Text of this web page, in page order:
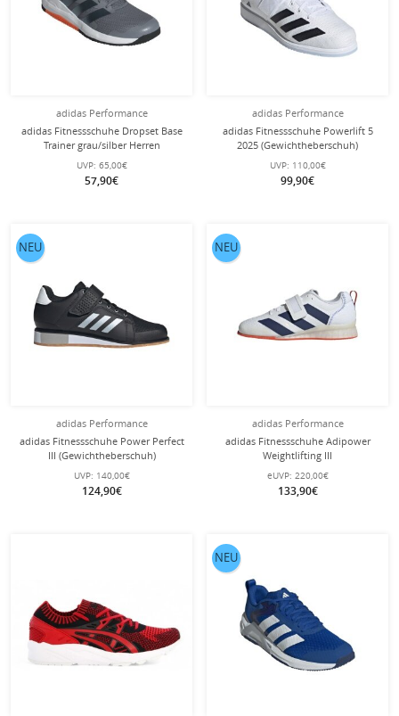
adidas Performance
adidas Fitnessschuhe Dropset Base
Trainer grau/silber Herren
UVP: 65,00€
57,90€
adidas Performance
adidas Fitnessschuhe Powerlift 5
2025 (Gewichtheberschuh)
weiss/schwarz Herren
UVP: 110,00€
99,90€
adidas Performance
adidas Fitnessschuhe Power Perfect
III (Gewichtheberschuh)
schwarz/weiss Herren
UVP: 140,00€
124,90€
NEU
adidas Performance
adidas Fitnessschuhe Adipower
Weightlifting III
(Gewichtheberschuh)
weiss/dunkelblau Herren
eUVP: 220,00€
133,90€
NEU
NEU